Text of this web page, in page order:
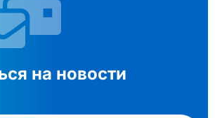
на новости